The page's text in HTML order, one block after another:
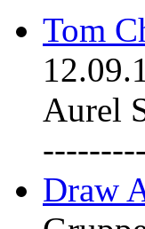
Tom
Aurel
Draw